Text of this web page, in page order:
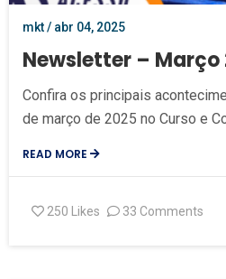
mkt / abr 04, 2025
Newsletter – Março
Confira os principais
de março de 2025 no Curso e
READ MORE
250 Likes 33 Comments